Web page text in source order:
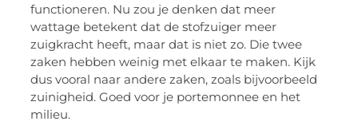
functioneren. Nu zou je denken dat meer
wattage betekent dat de stofzuiger meer
zuigkracht heeft, maar dat is niet zo. Die twee
zaken hebben weinig met elkaar te maken. Kijk
dus vooral naar andere zaken, zoals bijvoorbeeld
zuinigheid. Goed voor je portemonnee en het
milieu.